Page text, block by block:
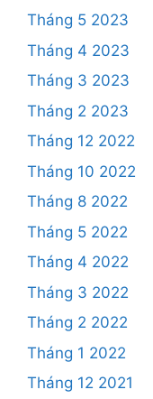
Tháng 5 2023
Tháng 4 2023
Tháng 3 2023
Tháng 2 2023
Tháng 12 2022
Tháng 10 2022
Tháng 8 2022
Tháng 5 2022
Tháng 4 2022
Tháng 3 2022
Tháng 2 2022
Tháng 1 2022
Tháng 12 2021